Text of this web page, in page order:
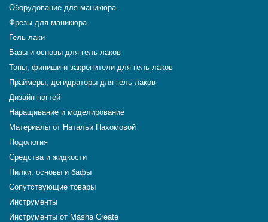
Оборудование для маникюра
Фрезы для маникюра
Гель-лаки
Базы и основы для гель-лаков
Топы, финиши и закрепители для гель-лаков
Праймеры, дегидраторы для гель-лаков
Дизайн ногтей
Наращивание и моделирование
Материалы от Натальи Пахомовой
Подология
Средства и жидкости
Пилки, основы и бафы
Сопутствующие товары
Инструменты
Инструменты от Masha Create